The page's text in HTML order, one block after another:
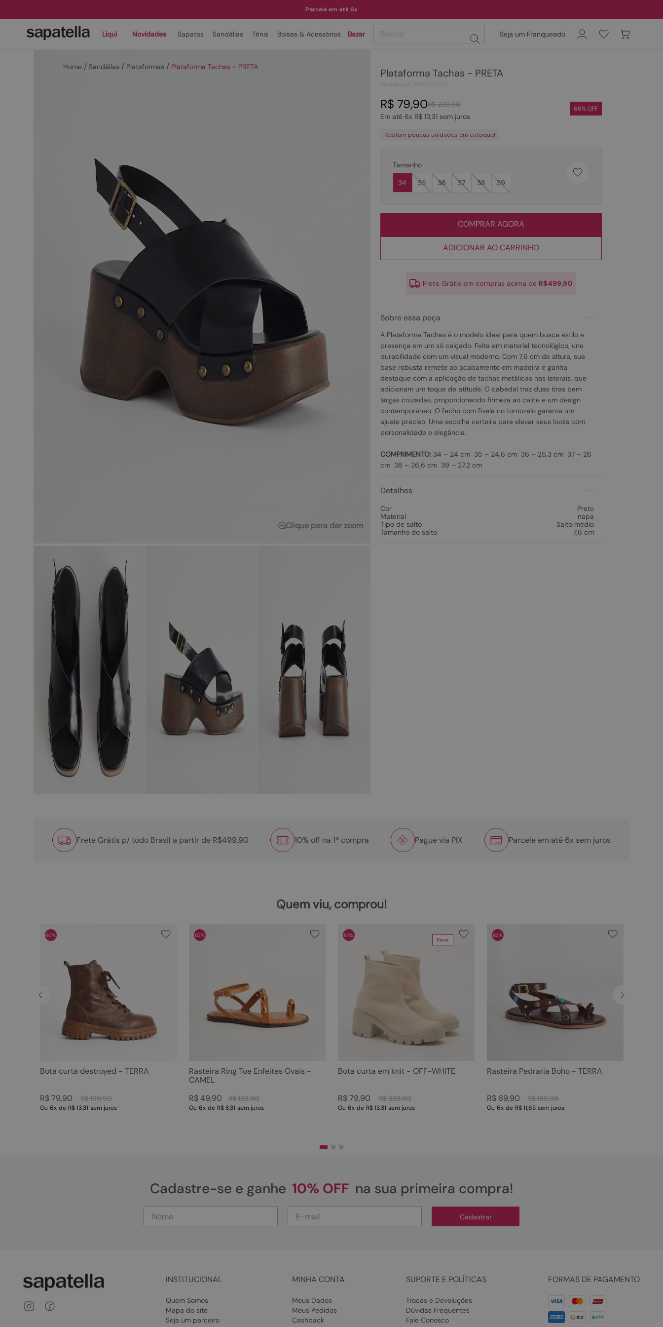
Parcele em até 6x
Liqui Novidades Sapatos Sandálias Tênis Bolsas & Acessórios Bazar Seja um Franqueado
Sandálias Plataformas Plataforma Tachas - PRETA
Clique para dar zoom
Plataforma Tachas - PRETA
R$ 239,90
R$ 79,90
Em até 6x R$ 13,31sem juros
66% OFF
Restam poucas unidades em estoque!
Tamanho
34
35 36 37 38 39
COMPRAR AGORA
ADICIONAR AO CARRINHO
Frete Grátis em compras acima de R$499,90
Sobre essa peça
A Plataforma Tachas é o modelo ideal para quem busca estilo e
presença em um só calçado. Feita em material tecnológico, une
durabilidade com um visual moderno. Com 7,6 cm de altura, sua
base robusta remete ao acabamento em madeira e ganha
destaque com a aplicação de tachas metálicas nas laterais, que
adicionam um toque de atitude. O cabedal traz duas tiras bem
largas cruzadas, proporcionando firmeza ao calce e um design
contemporâneo. O fecho com fivela no tornozelo garante um
ajuste preciso. Uma escolha certeira para elevar seus looks com
personalidade e elegância.
COMPRIMENTO:34 – 24 cm 35 – 24,6 cm 36 – 25,3 cm 37 – 26
cm 38 – 26,6 cm 39 – 27,2 cm
Detalhes
Cor
Preto
Material
napa
Tipo de salto
Salto médio
Tamanho do salto
7,6 cm
Frete Grátis p/ todo Brasil a partir de R$499,90 10% off na 1º compra Pague via PIX Parcele em até 6x sem juros
Quem viu, comprou!
60%
Bota curta destroyed - TERRA
R$ 199,90
R$ 79,90
Ou 6x de R$ 13,31 sem juros
62%
Rasteira Ring Toe Enfeites Ovais -
CAMEL
R$ 129,90
R$ 49,90
Ou 6x de R$ 8,31 sem juros
Bazar
67%
Bota curta em knit - OFF-WHITE
R$ 239,90
R$ 79,90
Ou 6x de R$ 13,31 sem juros
63%
Rasteira Pedraria Boho - TERRA
R$ 189,90
R$ 69,90
Ou 6x de R$ 11,65 sem juros
Cadastre-se e ganhe 10% OFF na sua primeira compra!
Cadastrar
INSTITUCIONAL
Quem Somos
Mapa do site
Seja um parceiro
MINHA CONTA
Meus Dados
Meus Pedidos
Cashback
SUPORTE E POLÍTICAS
Trocas e Devoluções
Dúvidas Frequentes
Fale Conosco
FORMAS DE PAGAMENTO